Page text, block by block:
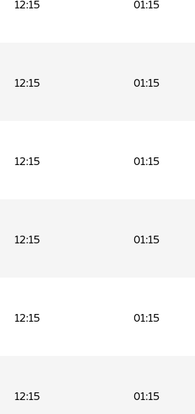
12:15 01:15
12:15 01:15
12:15 01:15
12:15 01:15
12:15 01:15
12:15 01:15